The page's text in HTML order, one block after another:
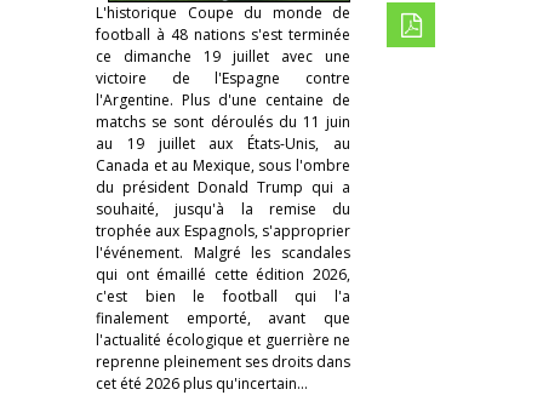
L'historique Coupe du monde de
football à 48 nations s'est terminée
ce dimanche 19 juillet avec une
victoire de l'Espagne contre
l'Argentine. Plus d'une centaine de
matchs se sont déroulés du 11 juin
au 19 juillet aux États-Unis, au
Canada et au Mexique, sous l'ombre
du président Donald Trump qui a
souhaité, jusqu'à la remise du
trophée aux Espagnols, s'approprier
l'événement. Malgré les scandales
qui ont émaillé cette édition 2026,
c'est bien le football qui l'a
finalement emporté, avant que
l'actualité écologique et guerrière ne
reprenne pleinement ses droits dans
cet été 2026 plus qu'incertain…